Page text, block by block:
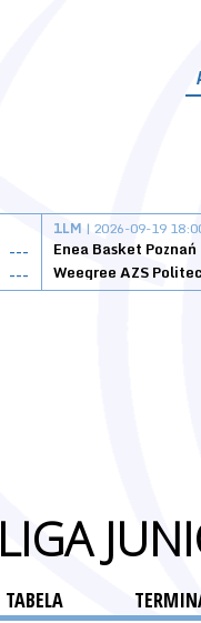
---
---
1LM | 2026-09-19
Enea Basket Poznań
LIGA
TABELA